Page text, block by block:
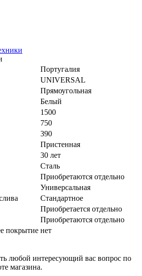
Португалия
UNIVERSAL
Прямоугольная
Белый
1500
750
390
Пристенная
30 лет
Сталь
Приобретаются отдельно
Универсальная
Стандартное
Приобретается отдельно
Приобретаются отдельно
покрытие нет
любой интересующий вас вопрос по
магазина.